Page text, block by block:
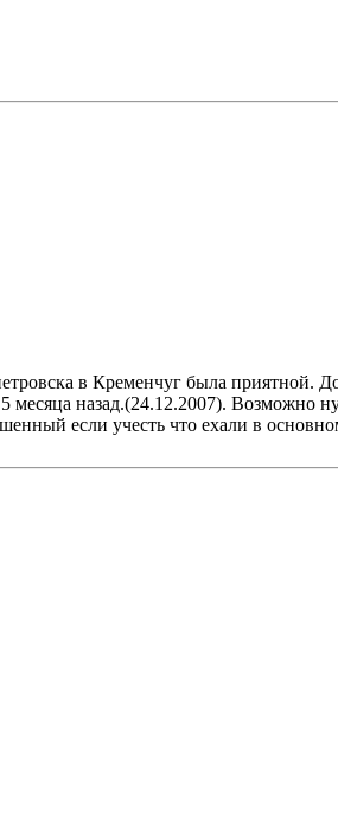
в Кременчуг была приятной.
назад.(24.12.2007). Возможно
если учесть что ехали в